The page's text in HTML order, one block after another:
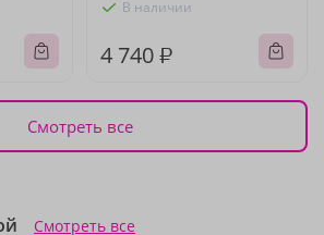
В наличии
4 740 ₽
Смотреть все
Смотреть все